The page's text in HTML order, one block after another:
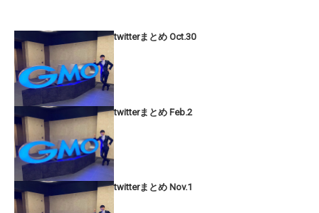
twitterまとめ Oct.30
twitterまとめ Feb.2
twitterまとめ Nov.1